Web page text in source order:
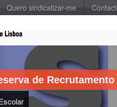
Quero sindicalizar-me
de Recrutamento